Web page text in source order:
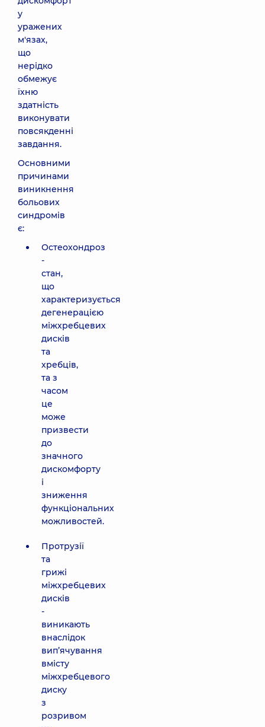
у
уражених
м'язах,
що
нерідко
обмежує
їхню
здатність
виконувати
повсякденні
завдання.
Основними
причинами
виникнення
больових
синдромів
є:
Остеохондроз
-
стан,
що
характеризується
дегенерацією
міжхребцевих
дисків
та
хребців,
та з
часом
це
може
призвести
до
значного
дискомфорту
і
зниження
функціональних
можливостей.
Протрузії
та
грижі
міжхребцевих
дисків
-
виникають
внаслідок
вип’ячування
вмісту
міжхребцевого
диску
з
розривом